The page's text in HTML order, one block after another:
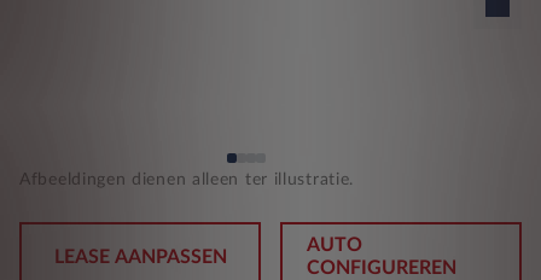
Afbeeldingen dienen alleen ter illustratie.
LEASE AANPASSEN
AUTO
CONFIGUREREN